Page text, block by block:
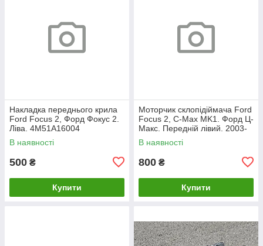
Накладка переднього крила
Ford Focus 2, Форд Фокус 2.
Ліва. 4M51A16004
В наявності
500 ₴
Купити
Моторчик склопідіймача Ford
Focus 2, C-Max MK1. Форд Ц-
Макс. Передній лівий. 2003-
2007. 981405110.
В наявності
800 ₴
Купити